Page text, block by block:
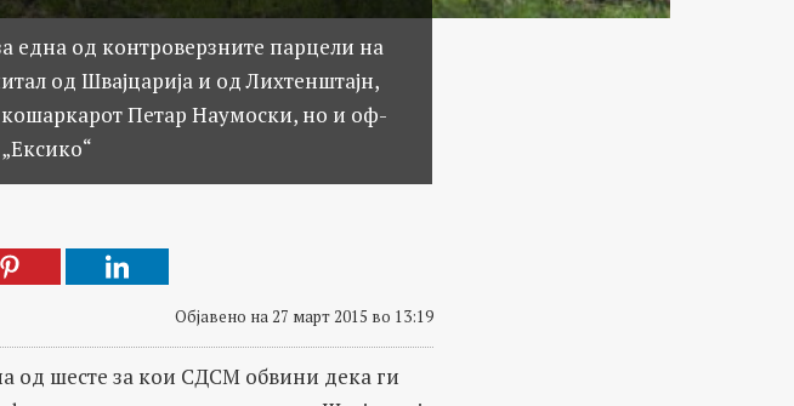
една од контроверзните парцели на
од Швајцарија и од Лихтенштајн,
Петар Наумоски, но и оф-
Објавено на 27 март 2015 во 13:19
од шесте за кои СДСМ обвини дека ги